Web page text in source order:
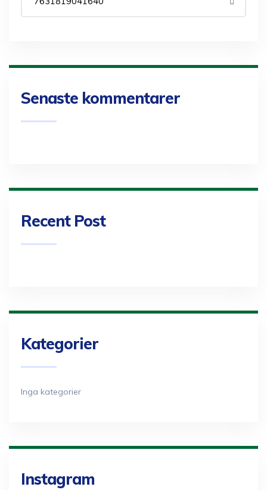
Senaste kommentarer
Recent Post
Kategorier
Inga kategorier
Instagram